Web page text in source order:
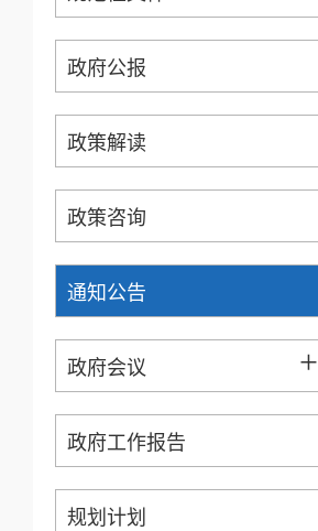
政府公报
政策解读
政策咨询
通知公告
政府会议 +
政府工作报告
规划计划